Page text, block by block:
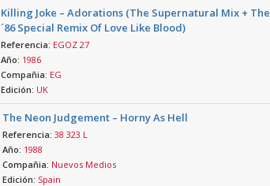
Killing Joke – Adorations (The Supernatural Mix + The
´86 Special Remix Of Love Like Blood)
Referencia: EGOZ 27
Año: 1986
Compañia: EG
Edición: UK
The Neon Judgement – Horny As Hell
Referencia: 38 323 L
Año: 1988
Compañia: Nuevos Medios
Edición: Spain